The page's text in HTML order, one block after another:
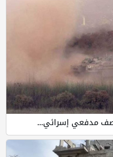
مدفعي إسرائي...